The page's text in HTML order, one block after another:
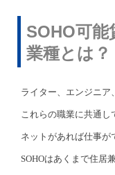
SOHO可能
業種とは？
ライター、エンジニア
これらの職業に共通し
ネットがあれば仕事が
SOHOはあくまで住居